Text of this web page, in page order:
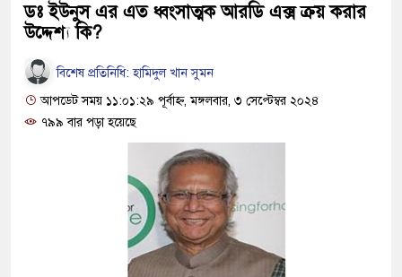
ডঃ ইউনুস এর এত ধ্বংসাত্মক আরডি এক্স ক্রয় করার
উদ্দেশ্য কি?
বিশেষ প্রতিনিধি: হামিদুল খান সুমন
আপডেট সময় ১১:০১:২৯ পূর্বাহ্ন, মঙ্গলবার, ৩ সেপ্টেম্বর ২০২৪
৭৯৯ বার পড়া হয়েছে